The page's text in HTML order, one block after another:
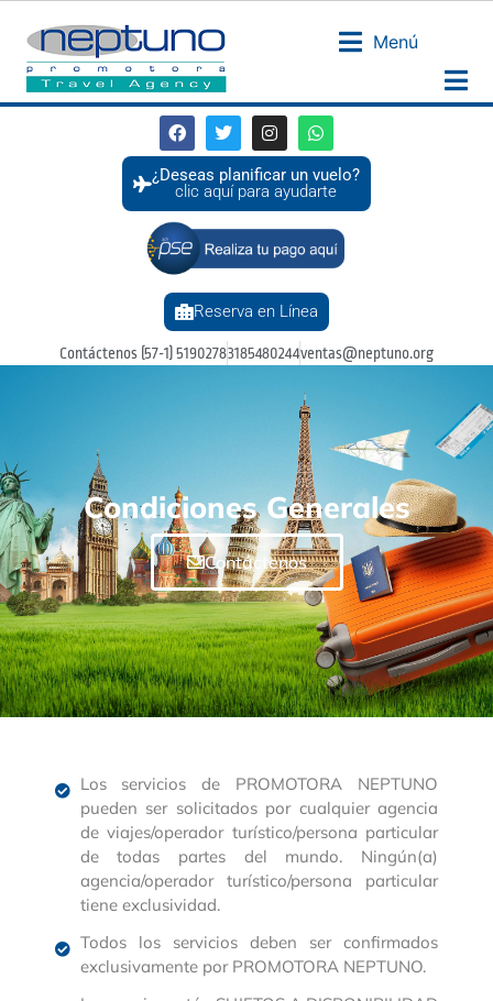
Menú
¿Deseas planificar un vuelo?
clic aquí para ayudarte
Reserva en Línea
Contáctenos (57-1) 51902783185480244ventas@neptuno.org
Condiciones Generales
Contáctenos
Los servicios de PROMOTORA NEPTUNO
pueden ser solicitados por cualquier agencia
de viajes/operador turístico/persona particular
de todas partes del mundo. Ningún(a)
agencia/operador turístico/persona particular
tiene exclusividad.
Todos los servicios deben ser confirmados
exclusivamente por PROMOTORA NEPTUNO.